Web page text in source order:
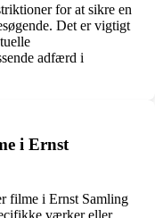
for at sikre en
Det er vigtigt
adfærd i
i Ernst
filme i Ernst Samling
værker eller